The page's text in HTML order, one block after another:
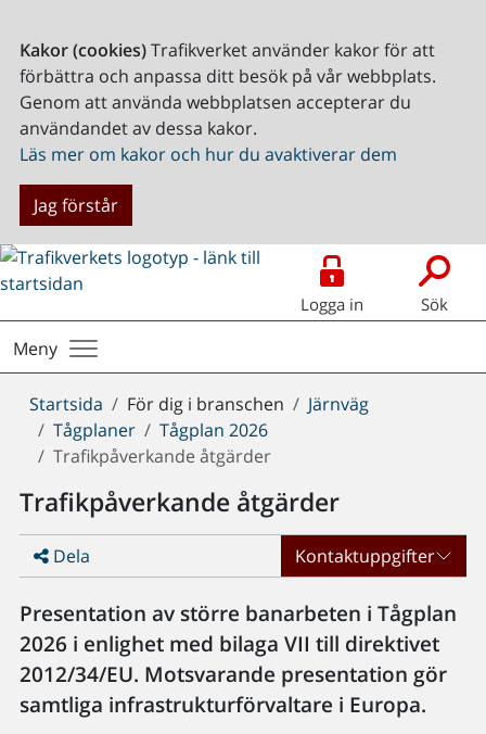
Kakor (cookies)Trafikverket använder kakor för att
förbättra och anpassa ditt besök på vår webbplats.
Genom att använda webbplatsen accepterar du
användandet av dessa kakor.
Läs mer om kakor och hur du avaktiverar dem
Jag förstår
Logga in Sök
Meny
Du
är
här:
Startsida För dig i branschen
Järnväg
Tågplaner
Tågplan 2026
Trafikpåverkande åtgärder
Trafikpåverkande åtgärder
Dela Kontaktuppgifter
Presentation av större banarbeten i Tågplan
2026 i enlighet med bilaga VII till direktivet
2012/34/EU. Motsvarande presentation gör
samtliga infrastrukturförvaltare i Europa.